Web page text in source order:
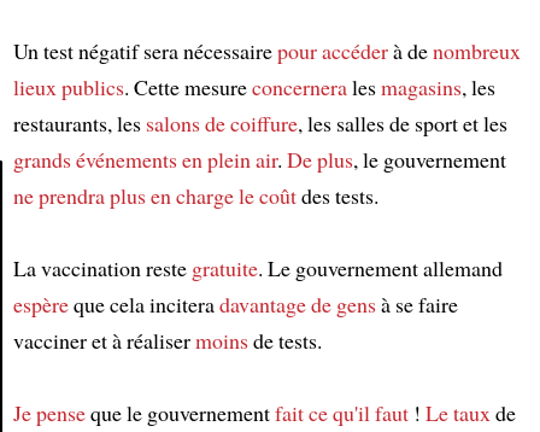
Un test négatif sera nécessairepour accéderà denombreux
lieux publics. Cette mesureconcerneralesmagasins, les
restaurants, les salons de coiffure, les salles de sport et les
grands événements en plein air. De plus, le gouvernement
ne prendra plus en chargele coûtdes tests.
La vaccination reste gratuite. Le gouvernement allemand
espèreque cela inciteradavantage de gensà se faire
vacciner et à réalisermoinsde tests.
Je penseque le gouvernementfait ce qu'il faut! Le tauxde